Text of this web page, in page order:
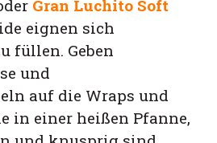
Gran Luchito Soft
eignen sich
füllen. Geben
und
auf die Wraps und
in einer heißen Pfanne,